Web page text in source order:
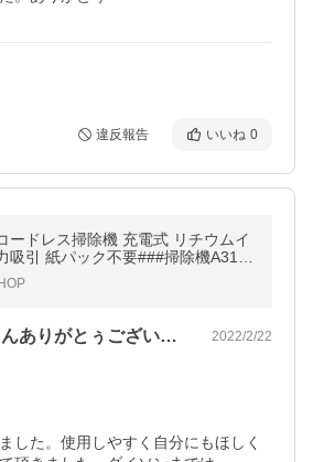
違反報告 いいね 0
ードレス掃除機 充電式 リチウムイ
吸引 紙パック不要###掃除機A31-#
ショップのみなさんありがとぅございます。 2022/2/22
した。使用しやすく自分にもほしく